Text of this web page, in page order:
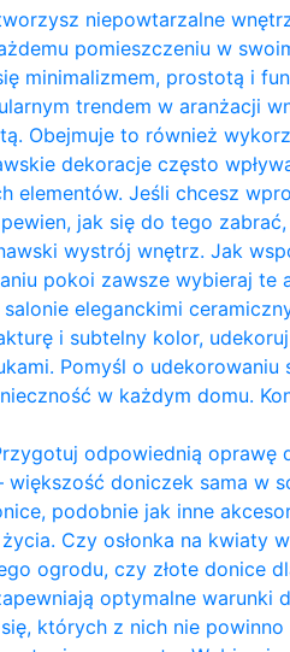
niepowtarzalne
pomieszczeniu w
minimalizmem, prostotą i
trendem w aranżacji
Obejmuje to również
dekoracje często
elementów. Jeśli chcesz
jak się do tego
wystrój wnętrz. Jak
pokoi zawsze wybieraj te
eleganckimi
i subtelny kolor,
Pomyśl o
w każdym domu.
odpowiednią oprawę
doniczek sama w
podobnie jak inne
Czy osłonka na kwiaty
ogrodu, czy złote donice
optymalne
których z nich nie